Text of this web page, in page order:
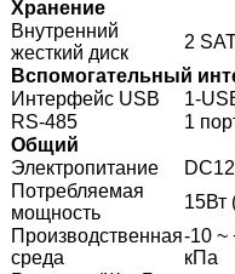
Хранение
Внутренний
жесткий диск
2
Вспомогательный
Интерфейс USB
1-
RS-485
1
Общий
Электропитание
Потребляемая
мощность
15Вт
Производственная
среда
-10 ~
кПа